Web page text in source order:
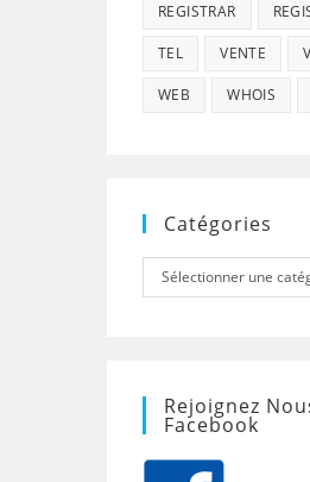
REGISTRAR
TEL VENTE
WEB WHOIS
Catégories
Catégories
Sélectionner une
Rejoignez
Facebook